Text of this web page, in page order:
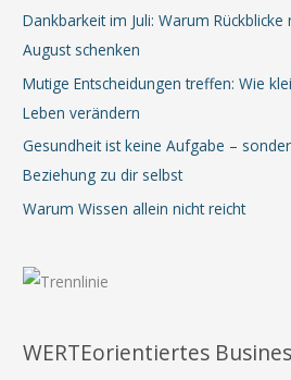
Dankbarkeit im Juli: Warum
August schenken
Mutige Entscheidungen treffen: Wie
Leben verändern
Gesundheit ist keine Aufgabe –
Beziehung zu dir selbst
Warum Wissen allein nicht reicht
WERTEorientiertes